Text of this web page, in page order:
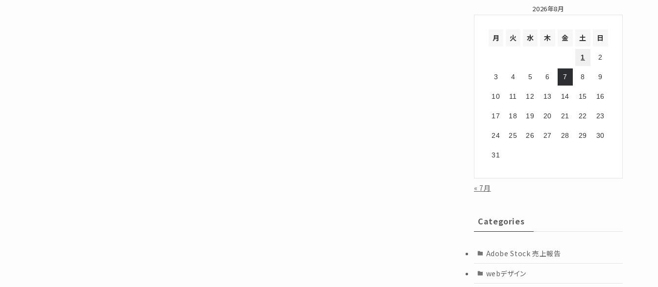
2026年8月
月 火 水 木 金 土 日
1 2
3 4 5 6 7 8 9
10 11 12 13 14 15 16
17 18 19 20 21 22 23
24 25 26 27 28 29 30
31
« 7月
Categories
Adobe Stock 売上報告
webデザイン